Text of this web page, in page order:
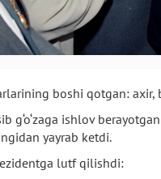
boshi qotgan: axir,
g‘o‘zaga ishlov
yayrab ketdi.
lutf qilishdi: